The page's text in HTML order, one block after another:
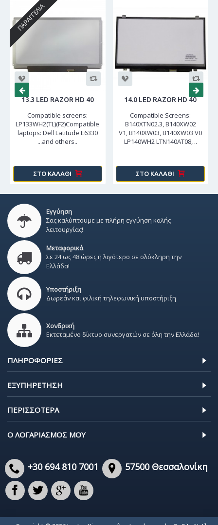
ΠΑΡΑΓΓΕΛΊΑ
13.3 LED RAZOR HD 40
Compatible screens:
LP133WH2(TL)(F2)Compatible
laptops: Dell Latitude E6330
...and others..
ΣΤΟ ΚΑΛΆΘΙ
14.0 LED RAZOR HD 40
Compatible Screens:
B140XTN02.3, B140XW02
V1, B140XW03, B140XW03 V0
LP140WH2 LTN140AT08, ..
ΣΤΟ ΚΑΛΆΘΙ
Εγγύηση
Σας καλύπτουμε με πλήρη εγγύηση καλής
λειτουργίας!
Μεταφορικά
Σε 24 ως 48 ώρες ή λιγότερο σε ολόκληρη την
Ελλάδα!
Υποστήριξη
Δωρεάν και φιλική τηλεφωνική υποστήριξη
Χονδρική
Εκτεταμένο δίκτυο συνεργατών σε όλη την Ελλάδα!
ΠΛΗΡΟΦΟΡΊΕΣ
ΕΞΥΠΗΡΈΤΗΣΗ
ΠΕΡΙΣΣΌΤΕΡΑ
Ο ΛΟΓΑΡΙΑΣΜΌΣ ΜΟΥ
+30 694 810 7001 57500 Θεσσαλονίκη